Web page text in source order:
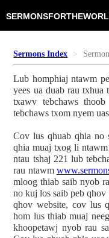
Sermons Index Sermon
Lub homphiaj ntawm
yees ua duab rau
txawv tebchaws
tebchaws txom nyem
Cov lus qhuab qhia no
qhia muaj txog li
ntau tshaj 221 lub
rau ntawm
mloog thiab saib nyob
no kuj los saib peb qhov
qhov website, cov lus
hom lus thiab muaj
khoopetawj nyob rau